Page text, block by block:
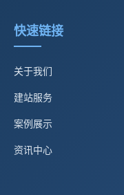
快速链接
关于我们
建站服务
案例展示
资讯中心